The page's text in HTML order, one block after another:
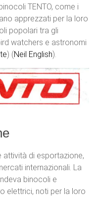
TENTO, come i
apprezzati per la loro
popolari tra gli
watchers e astronomi​
)​​ (Neil English)​.
attività di esportazione,
internazionali. La
binocoli e
elettrici, noti per la loro